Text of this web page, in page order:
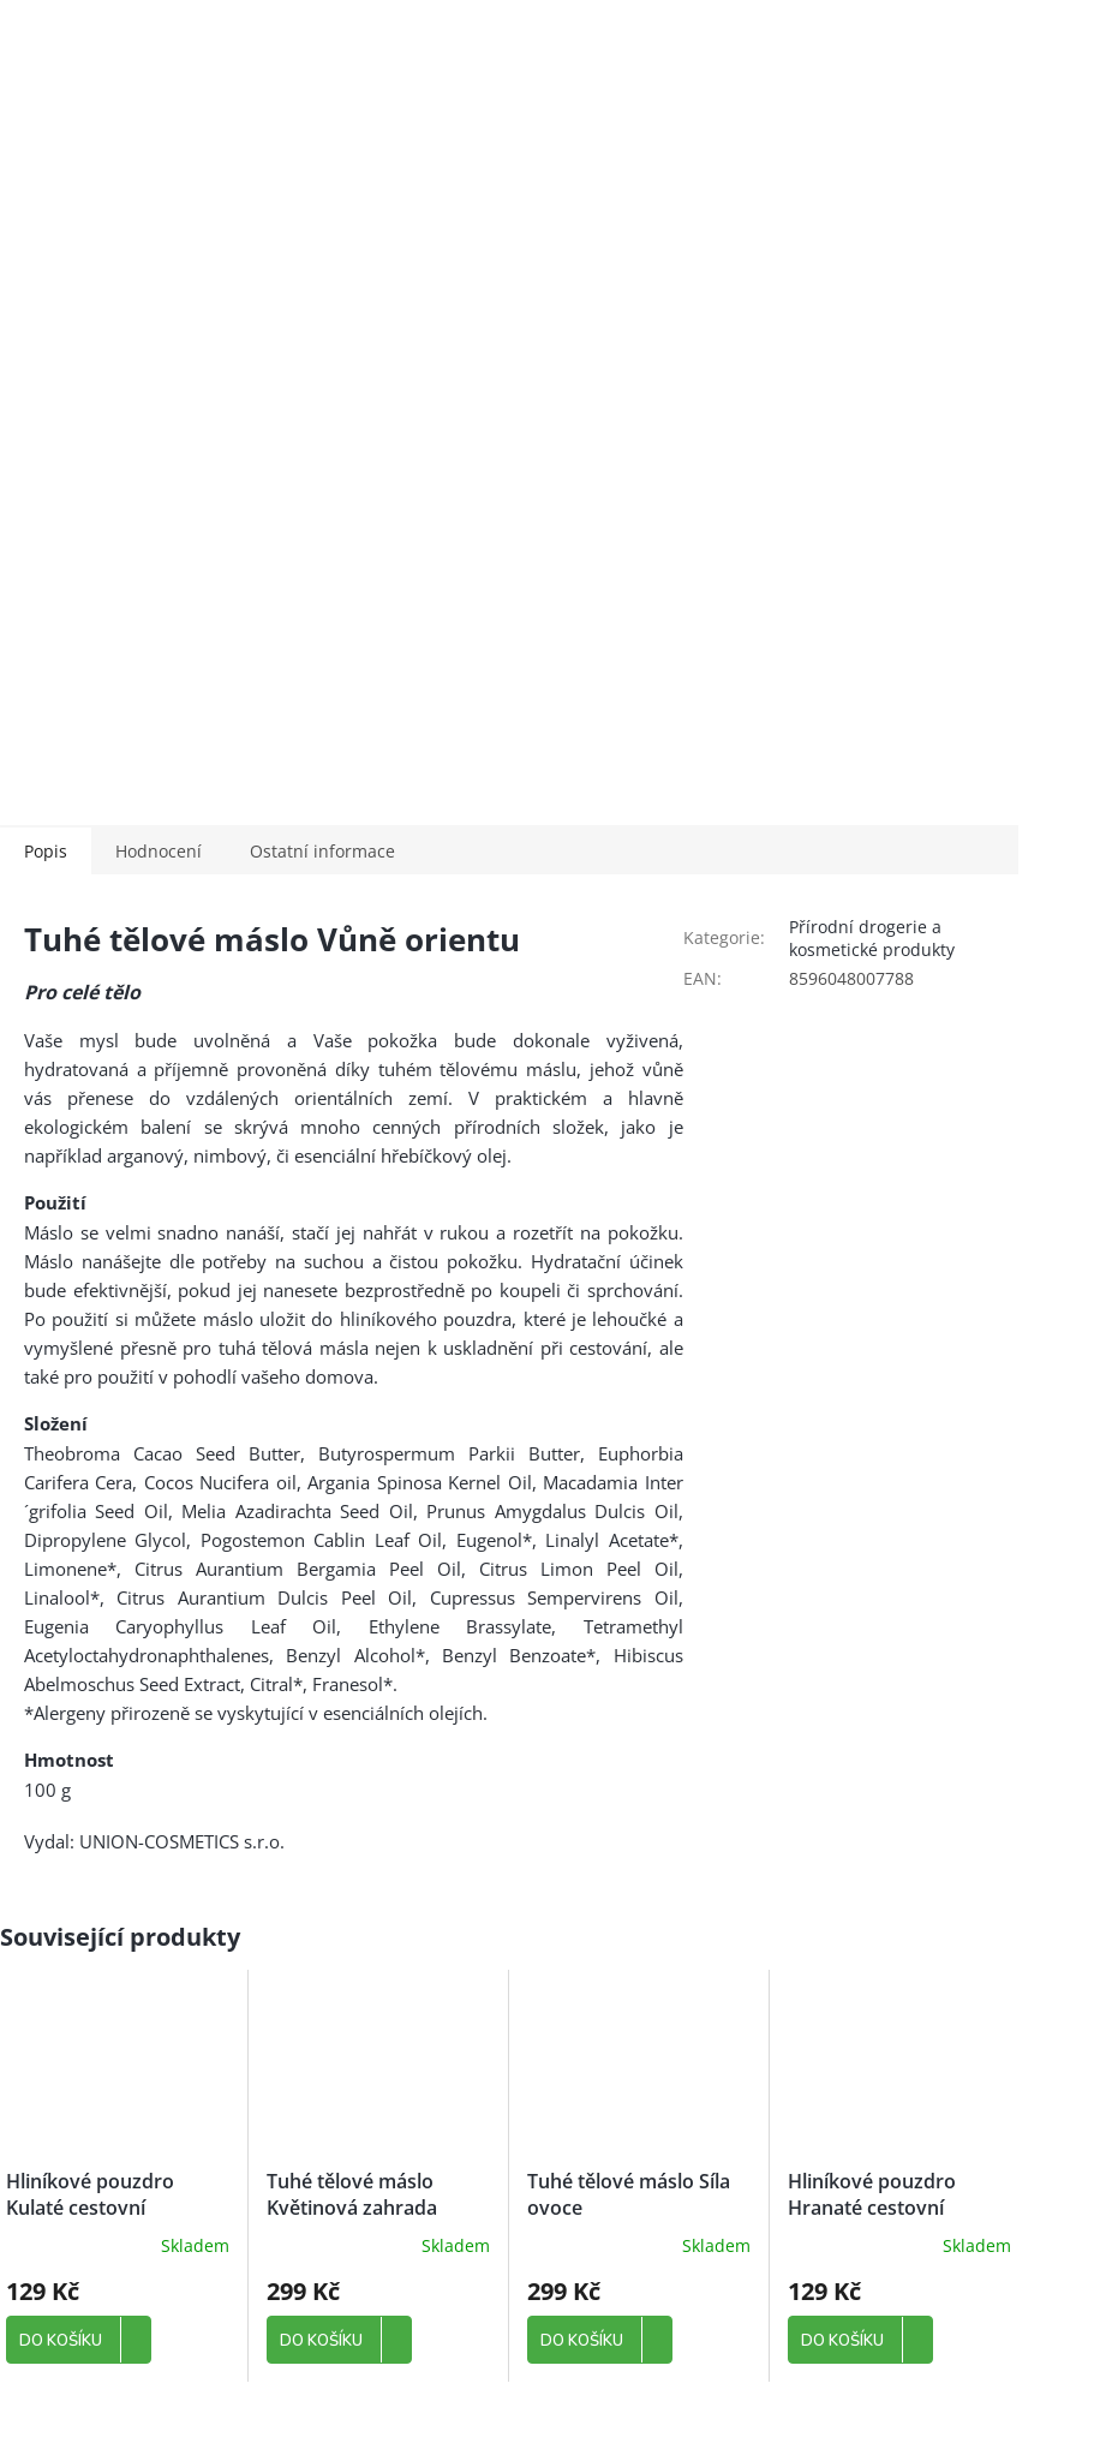
Popis Hodnocení Ostatní informace
Tuhé tělové máslo Vůně orientu
Pro celé tělo
Vaše mysl bude uvolněná a Vaše pokožka bude dokonale vyživená,
hydratovaná a příjemně provoněná díky tuhém tělovému máslu, jehož vůně
vás přenese do vzdálených orientálních zemí. V praktickém a hlavně
ekologickém balení se skrývá mnoho cenných přírodních složek, jako je
například arganový, nimbový, či esenciální hřebíčkový olej.
Použití
Máslo se velmi snadno nanáší, stačí jej nahřát v rukou a rozetřít na pokožku.
Máslo nanášejte dle potřeby na suchou a čistou pokožku. Hydratační účinek
bude efektivnější, pokud jej nanesete bezprostředně po koupeli či sprchování.
Po použití si můžete máslo uložit do hliníkového pouzdra, které je lehoučké a
vymyšlené přesně pro tuhá tělová másla nejen k uskladnění při cestování, ale
také pro použití v pohodlí vašeho domova.
Složení
Theobroma Cacao Seed Butter, Butyrospermum Parkii Butter, Euphorbia
Carifera Cera, Cocos Nucifera oil, Argania Spinosa Kernel Oil, Macadamia Inter
´grifolia Seed Oil, Melia Azadirachta Seed Oil, Prunus Amygdalus Dulcis Oil,
Dipropylene Glycol, Pogostemon Cablin Leaf Oil, Eugenol*, Linalyl Acetate*,
Limonene*, Citrus Aurantium Bergamia Peel Oil, Citrus Limon Peel Oil,
Linalool*, Citrus Aurantium Dulcis Peel Oil, Cupressus Sempervirens Oil,
Eugenia Caryophyllus Leaf Oil, Ethylene Brassylate, Tetramethyl
Acetyloctahydronaphthalenes, Benzyl Alcohol*, Benzyl Benzoate*, Hibiscus
Abelmoschus Seed Extract, Citral*, Franesol*.
*Alergeny přirozeně se vyskytující v esenciálních olejích.
Hmotnost
100 g
Vydal: UNION-COSMETICS s.r.o.
Kategorie:
Přírodní drogerie a
kosmetické produkty
EAN: 8596048007788
Související produkty
Hliníkové pouzdro
Kulaté cestovní
Skladem
129 Kč
DO KOŠÍKU
Tuhé tělové máslo
Květinová zahrada
Skladem
299 Kč
DO KOŠÍKU
Tuhé tělové máslo Síla
ovoce
Skladem
299 Kč
DO KOŠÍKU
Hliníkové pouzdro
Hranaté cestovní
Skladem
129 Kč
DO KOŠÍKU